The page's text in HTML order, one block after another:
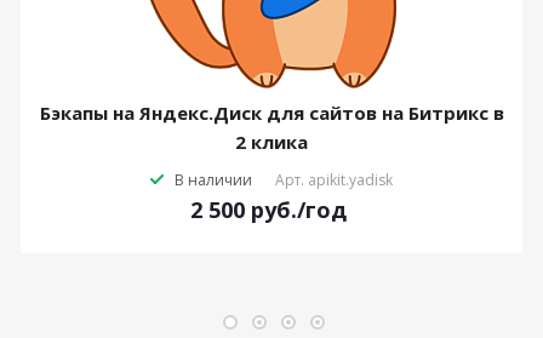
Бэкапы на Яндекс.Диск для сайтов на Битрикс в
2 клика
В наличии Арт. apikit.yadisk
2 500 руб./год